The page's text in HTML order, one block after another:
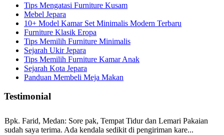
Tips Mengatasi Furniture Kusam
Mebel Jepara
10+ Model Kamar Set Minimalis Modern Terbaru
Furniture Klasik Eropa
Tips Memilih Furniture Minimalis
Sejarah Ukir Jepara
Tips Memilih Furniture Kamar Anak
Sejarah Kota Jepara
Panduan Membeli Meja Makan
Testimonial
Bpk. Farid, Medan: Sore pak, Tempat Tidur dan Lemari Pakaian
sudah saya terima. Ada kendala sedikit di pengiriman kare...